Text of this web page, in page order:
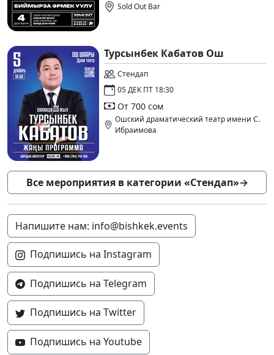
Sold Out Bar
Турсынбек Кабатов Ош
Стендап
05 ДЕК ПТ 18:30
От 700 сом
Ошский драматический театр имени С.
Ибраимова
Все мероприятия в категории «Стендап»→
Напишите нам: info@bishkek.events
Подпишись на Instagram
Подпишись на Telegram
Подпишись на Twitter
Подпишись на Youtube